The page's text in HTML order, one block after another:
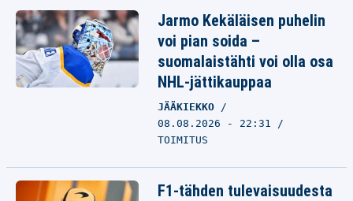
Jarmo Kekäläisen puhelin
voi pian soida –
suomalaistähti voi olla osa
NHL-jättikauppaa
JÄÄKIEKKO
08.08.2026 - 22:31
TOIMITUS
F1-tähden tulevaisuudesta